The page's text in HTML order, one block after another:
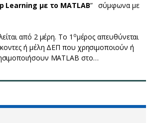
Learning με το MATLAB” σύμφωνα με
από 2 μέρη. Το 1 ομέρος απευθύνεται
ή μέλη ΔΕΠ που χρησιμοποιούν ή
MATLAB στο…